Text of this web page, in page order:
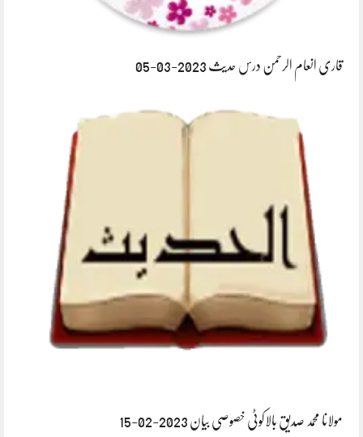
قاری انعام الرحمن درس حدیث 2023-03-05
مولانا محمد صدیق بالاکوٹی خصوصی بیان 2023-02-15